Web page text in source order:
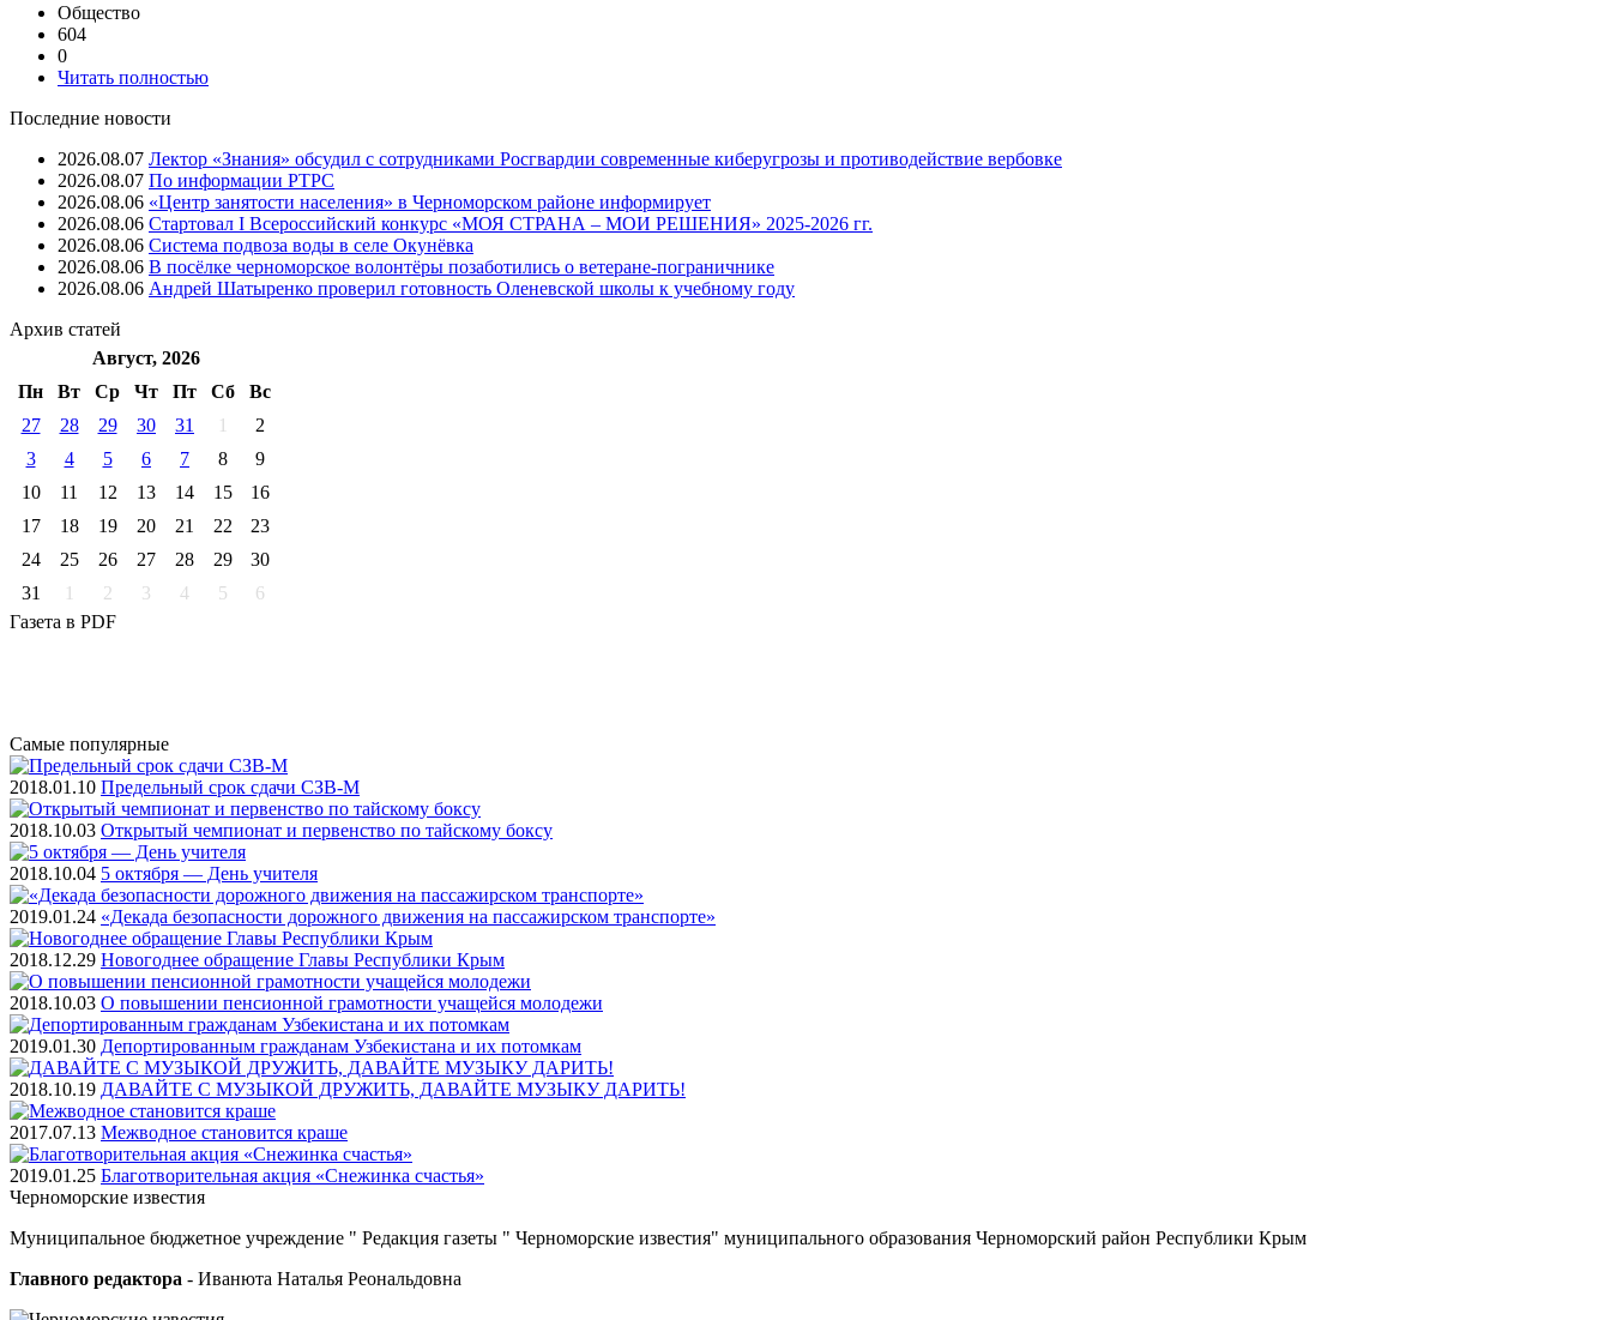
Общество
604
0
Читать полностью
Последние новости
2026.08.07 Лектор «Знания» обсудил с сотрудниками Росгвардии современные киберугрозы и противодействие вербовке
2026.08.07 ⁠По информации РТРС
2026.08.06 «Центр занятости населения» в Черноморском районе информирует
2026.08.06 Стартовал I Всероссийский конкурс «МОЯ СТРАНА – МОИ РЕШЕНИЯ» 2025-2026 гг.
2026.08.06 Система подвоза воды в селе Окунёвка
2026.08.06 В посёлке черноморское волонтёры позаботились о ветеране-пограничнике
2026.08.06 Андрей Шатыренко проверил готовность Оленевской школы к учебному году
Архив статей
Август, 2026
Пн
Вт Ср Чт Пт Cб
Вс
27
28 29 30 31 1
2
3
4 5 6 7 8
9
10
11 12 13 14 15
16
17
18 19 20 21 22
23
24
25 26 27 28 29
30
31
1 2 3 4 5
6
Газета в PDF
Самые популярные
2018.01.10 Предельный срок сдачи СЗВ-М
2018.10.03 Открытый чемпионат и первенство по тайскому боксу
2018.10.04 5 октября — День учителя
2019.01.24 «Декада безопасности дорожного движения на пассажирском транспорте»
2018.12.29 Новогоднее обращение Главы Республики Крым
2018.10.03 О повышении пенсионной грамотности учащейся молодежи
2019.01.30 Депортированным гражданам Узбекистана и их потомкам
2018.10.19 ДАВАЙТЕ С МУЗЫКОЙ ДРУЖИТЬ, ДАВАЙТЕ МУЗЫКУ ДАРИТЬ!
2017.07.13 Межводное становится краше
2019.01.25 Благотворительная акция «Снежинка счастья»
Черноморские известия
Муниципальное бюджетное учреждение " Редакция газеты " Черноморские известия" муниципального образования Черноморский район Республики Крым
Главного редактора - Иванюта Наталья Реональдовна